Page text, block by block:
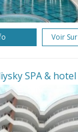
Voir
SPA & hotel